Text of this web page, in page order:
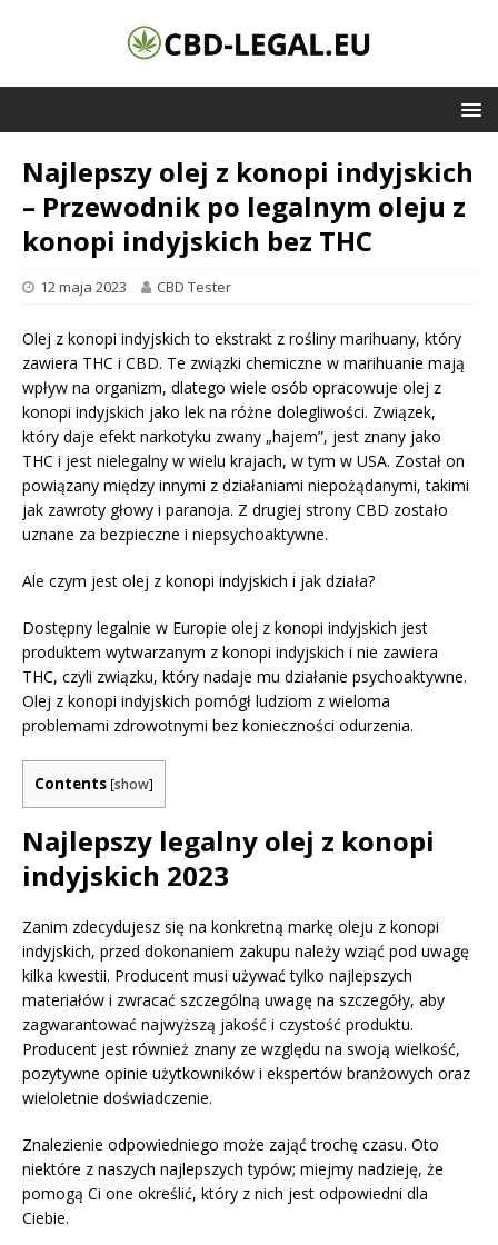
Najlepszy olej z konopi indyjskich
– Przewodnik po legalnym oleju z
konopi indyjskich bez THC
12 maja 2023 CBD Tester
Olej z konopi indyjskich to ekstrakt z rośliny marihuany, który
zawiera THC i CBD. Te związki chemiczne w marihuanie mają
wpływ na organizm, dlatego wiele osób opracowuje olej z
konopi indyjskich jako lek na różne dolegliwości. Związek,
który daje efekt narkotyku zwany „hajem”, jest znany jako
THC i jest nielegalny w wielu krajach, w tym w USA. Został on
powiązany między innymi z działaniami niepożądanymi, takimi
jak zawroty głowy i paranoja. Z drugiej strony CBD zostało
uznane za bezpieczne i niepsychoaktywne.
Ale czym jest olej z konopi indyjskich i jak działa?
Dostępny legalnie w Europie olej z konopi indyjskich jest
produktem wytwarzanym z konopi indyjskich i nie zawiera
THC, czyli związku, który nadaje mu działanie psychoaktywne.
Olej z konopi indyjskich pomógł ludziom z wieloma
problemami zdrowotnymi bez konieczności odurzenia.
Contents [show]
Najlepszy legalny olej z konopi
indyjskich 2023
Zanim zdecydujesz się na konkretną markę oleju z konopi
indyjskich, przed dokonaniem zakupu należy wziąć pod uwagę
kilka kwestii. Producent musi używać tylko najlepszych
materiałów i zwracać szczególną uwagę na szczegóły, aby
zagwarantować najwyższą jakość i czystość produktu.
Producent jest również znany ze względu na swoją wielkość,
pozytywne opinie użytkowników i ekspertów branżowych oraz
wieloletnie doświadczenie.
Znalezienie odpowiedniego może zająć trochę czasu. Oto
niektóre z naszych najlepszych typów; miejmy nadzieję, że
pomogą Ci one określić, który z nich jest odpowiedni dla
Ciebie.